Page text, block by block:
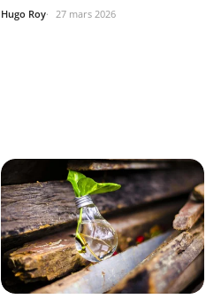
Hugo Roy 27 mars 2026